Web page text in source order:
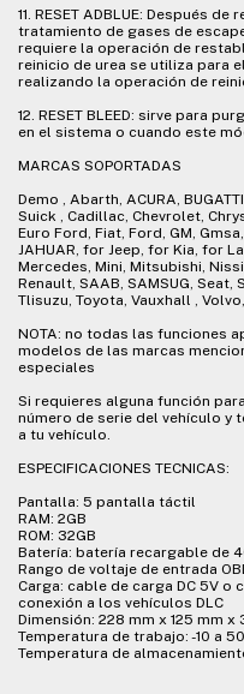
11. RESET ADBLUE: Después
tratamiento de gases de
requiere la operación de
reinicio de urea se utiliza para
realizando la operación de
12. RESET BLEED: sirve para
en el sistema o cuando este
MARCAS SOPORTADAS
Demo , Abarth, ACURA,
Suick , Cadillac, Chevrolet,
Euro Ford, Fiat, Ford, GM,
JAHUAR, for Jeep, for Kia, for
Mercedes, Mini, Mitsubishi,
Renault, SAAB, SAMSUG,
Tlisuzu, Toyota, Vauxhall ,
NOTA: no todas las funciones
modelos de las marcas
especiales
Si requieres alguna función
número de serie del vehículo y
a tu vehículo.
ESPECIFICACIONES TECNICAS:
Pantalla: 5 pantalla táctil
RAM: 2GB
ROM: 32GB
Batería: batería recargable de
Rango de voltaje de entrada
Carga: cable de carga DC 5V
conexión a los vehículos DLC
Dimensión: 228 mm x 125 mm x
Temperatura de trabajo: -10 a
Temperatura de